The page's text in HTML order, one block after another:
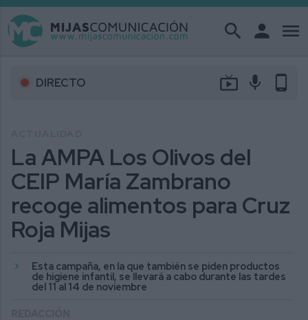
search person menu
DIRECTO live_tv mic phone_android
La AMPA Los Olivos del
CEIP María Zambrano
recoge alimentos para Cruz
Roja Mijas
Esta campaña, en la que también se piden productos
de higiene infantil, se llevará a cabo durante las tardes
del 11 al 14 de noviembre